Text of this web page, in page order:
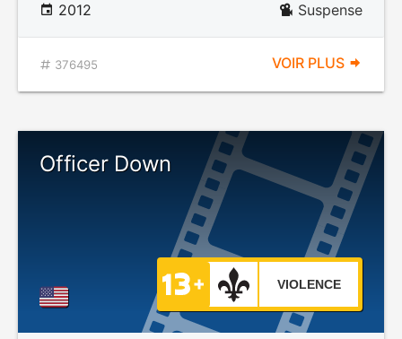
2012 Suspense
376495 VOIR PLUS
Officer Down
VIOLENCE